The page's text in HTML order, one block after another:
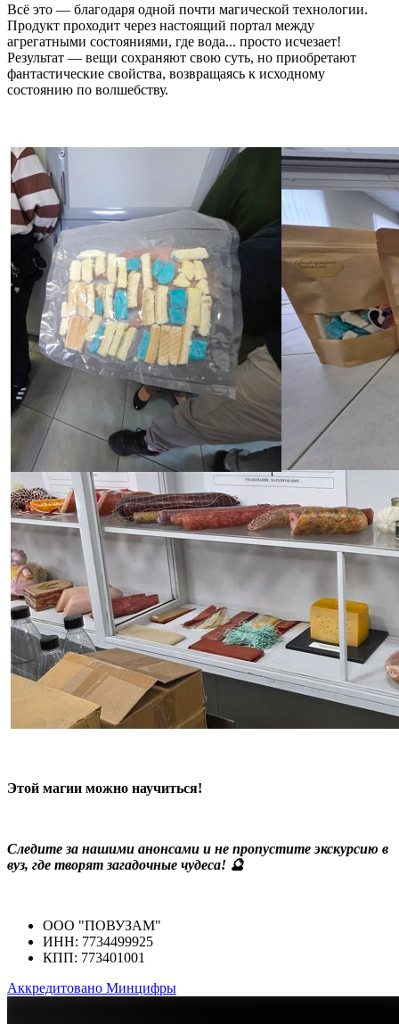
Всё это — благодаря одной почти магической технологии.
Продукт проходит через настоящий портал между
агрегатными состояниями, где вода... просто исчезает!
Результат — вещи сохраняют свою суть, но приобретают
фантастические свойства, возвращаясь к исходному
состоянию по волшебству.
Этой магии можно научиться!
Следите за нашими анонсами и не пропустите экскурсию в
вуз, где творят загадочные чудеса! 🔮
ООО "ПОВУЗАМ"
ИНН: 7734499925
КПП: 773401001
Аккредитовано Минцифры